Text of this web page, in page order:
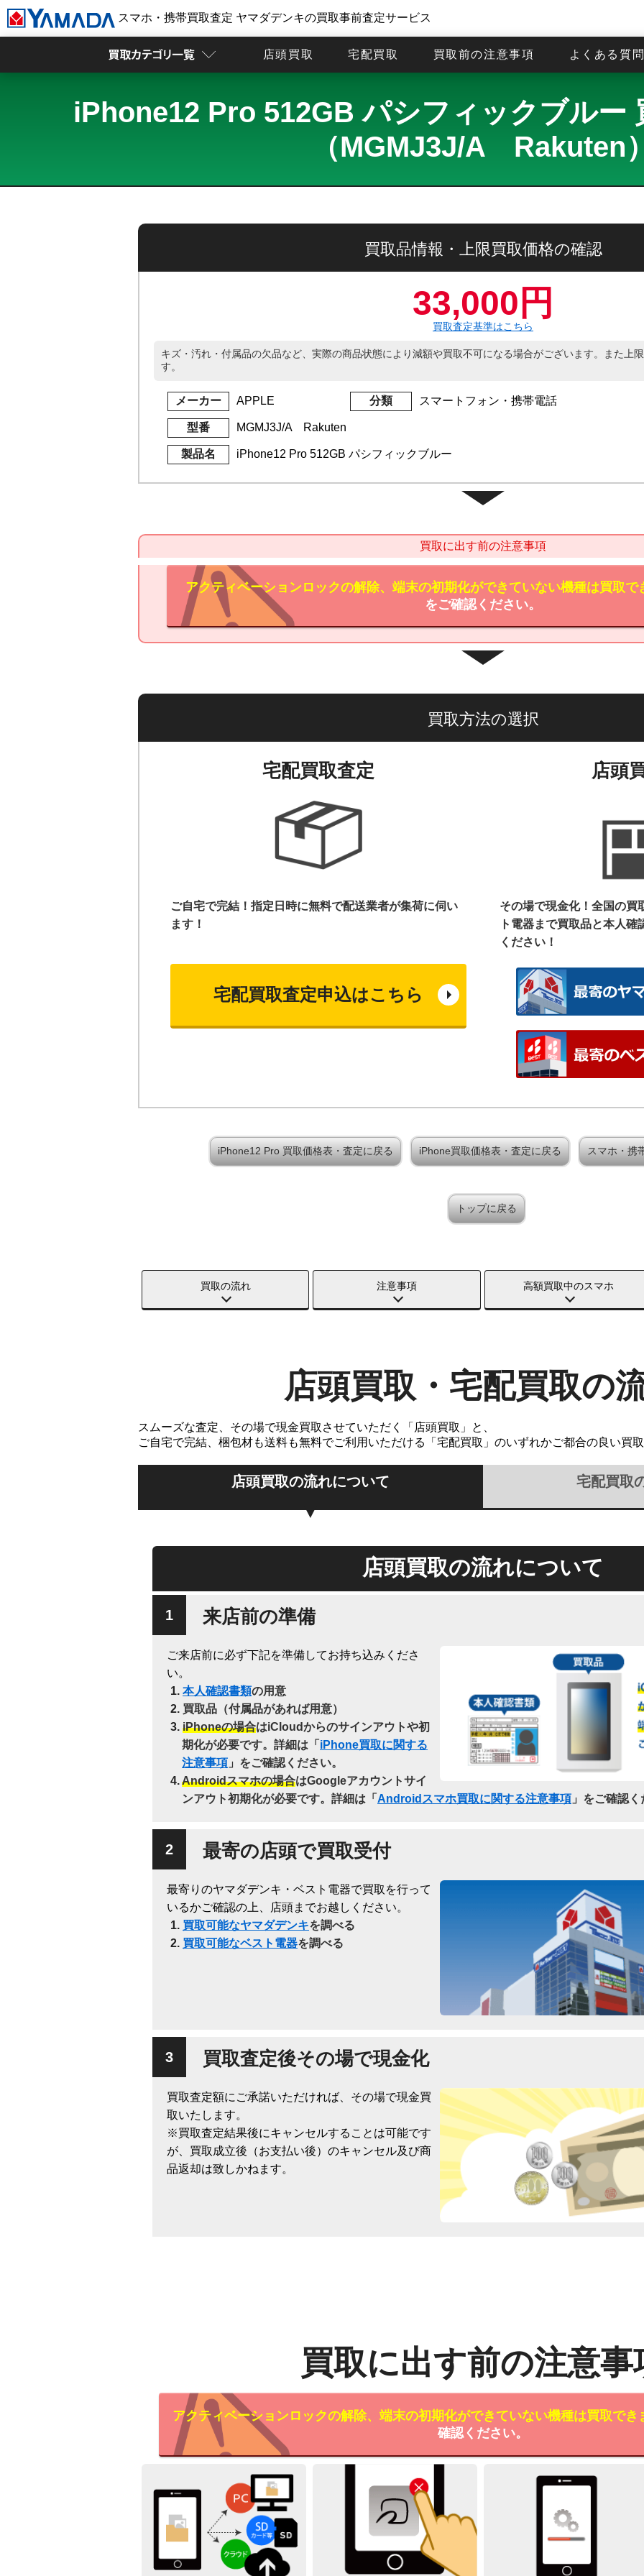
スマホ・携帯買取査定 ヤマダデンキの買取事前査定サービス
店頭買取 宅配買取 買取前の注意事項 よくある質
iPhone12 Pro 512GB パシフィックブルー
（MGMJ3J/A Rakuten
買取品情報・上限買取価格の確認
33,000円
買取査定基準はこちら
キズ・汚れ・付属品の欠品など、実際の商品状態により減額や買取不可になる場合がございます。また上
す。
メーカー APPLE 分類 スマートフォン・携帯電話
型番 MGMJ3J/A Rakuten
製品名 iPhone12 Pro 512GB パシフィックブルー
買取に出す前の注意事項
アクティベーションロックの解除、端末の初期化ができていない機種は買取で
をご確認ください。
買取方法の選択
宅配買取査定
ご自宅で完結！指定日時に無料で配送業者が集荷に伺い
ます！
宅配買取査定申込はこちら
店頭
その場で現金化！全国の買
ト電器まで買取品と本人確
ください！
iPhone12 Pro 買取価格表・査定に戻る iPhone買取価格表・査定に戻る スマホ・携
トップに戻る
買取の流れ 注意事項 高額買取中のスマホ
店頭買取・宅配買取の
スムーズな査定、その場で現金買取させていただく「店頭買取」と、
ご自宅で完結、梱包材も送料も無料でご利用いただける「宅配買取」のいずれかご都合の良い買
店頭買取の流れについて 宅配買取
店頭買取の流れについて
来店前の準備
ご来店前に必ず下記を準備してお持ち込みくださ
い。
本人確認書類の用意
買取品（付属品があれば用意）
iPhoneの場合はiCloudからのサインアウトや初
期化が必要です。詳細は「 iPhone買取に関する
注意事項 」をご確認ください。
Androidスマホの場合はGoogleアカウントサイ
ンアウト初期化が必要です。詳細は「 Androidスマホ買取に関する注意事項 」をご確認
最寄の店頭で買取受付
最寄りのヤマダデンキ・ベスト電器で買取を行って
いるかご確認の上、店頭までお越しください。
買取可能なヤマダデンキを調べる
買取可能なベスト電器を調べる
買取査定後その場で現金化
買取査定額にご承諾いただければ、その場で現金買
取いたします。
※買取査定結果後にキャンセルすることは可能です
が、買取成立後（お支払い後）のキャンセル及び商
品返却は致しかねます。
買取に出す前の注意事
アクティベーションロックの解除、端末の初期化ができていない機種は買取でき
確認ください。